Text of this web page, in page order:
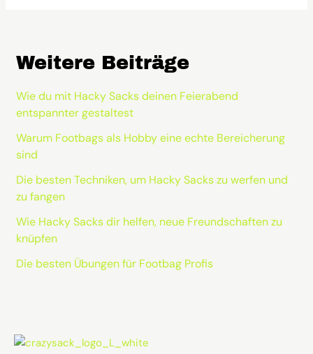
Weitere Beiträge
Wie du mit Hacky Sacks deinen Feierabend
entspannter gestaltest
Warum Footbags als Hobby eine echte Bereicherung
sind
Die besten Techniken, um Hacky Sacks zu werfen und
zu fangen
Wie Hacky Sacks dir helfen, neue Freundschaften zu
knüpfen
Die besten Übungen für Footbag Profis